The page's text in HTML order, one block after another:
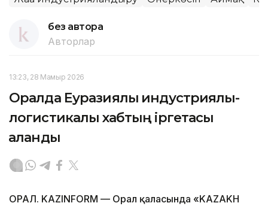
без автора
Авторлар
13:23, 28 Мамыр 2026
Оралда Еуразиялық индустриялық-
логистикалық хабтың іргетасы
қаланды
ОРАЛ. KAZINFORM — Орал қаласында «KAZAKH